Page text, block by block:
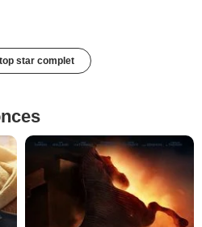
star complet